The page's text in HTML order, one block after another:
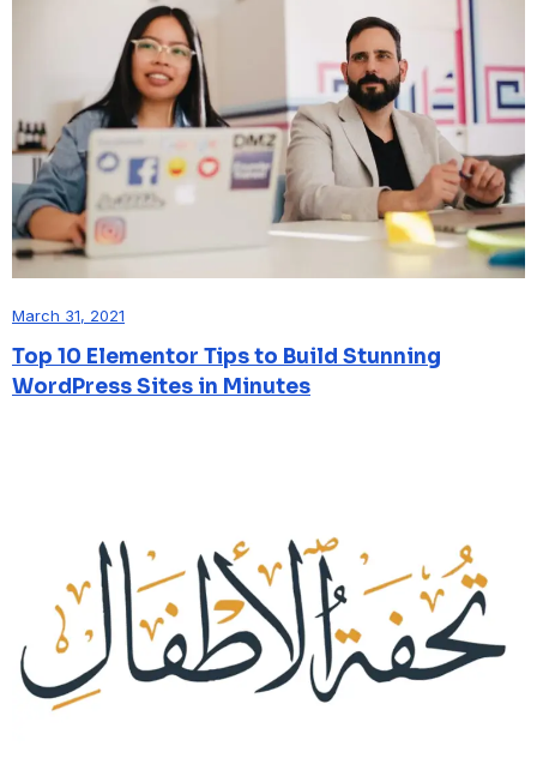
March 31, 2021
Top 10 Elementor Tips to Build Stunning
WordPress Sites in Minutes